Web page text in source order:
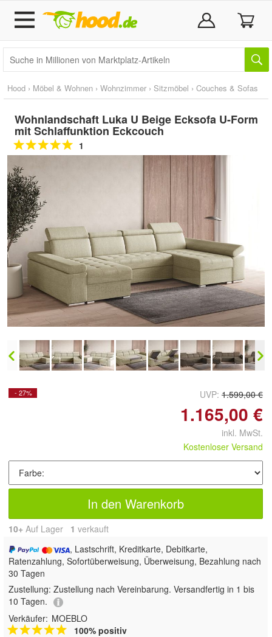
Hood › Möbel & Wohnen › Wohnzimmer › Sitzmöbel › Couches & Sofas
Wohnlandschaft Luka U Beige Ecksofa U-Form
mit Schlaffunktion Eckcouch
1
Doppelt antippen zum
vergrößern
- 27% UVP: 1.599,00 €
1.165,00 €
inkl. MwSt.
Kostenloser Versand
In den Warenkorb
10+ Auf Lager 1 verkauft
, Lastschrift, Kreditkarte, Debitkarte,
Ratenzahlung, Sofortüberweisung, Überweisung, Bezahlung nach
30 Tagen
Zustellung: Zustellung nach Vereinbarung. Versandfertig in 1 bis
10 Tagen.
Verkäufer: MOEBLO
100% positiv